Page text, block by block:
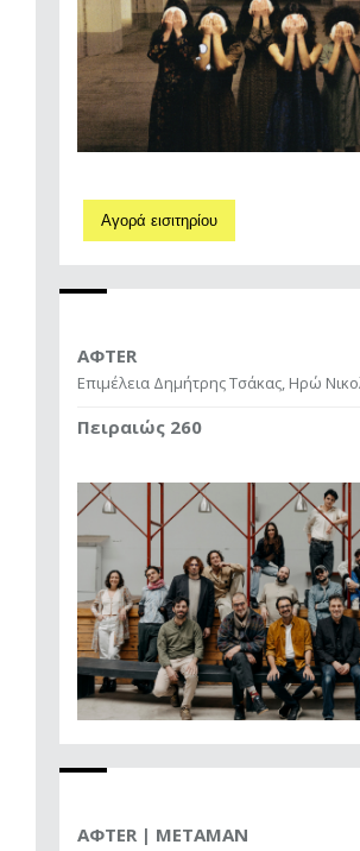
Αγορά εισιτηρίου
AΦTER
Επιμέλεια Δημήτρης Τσάκας, Ηρώ
Πειραιώς 260
AΦTER | METAMAN